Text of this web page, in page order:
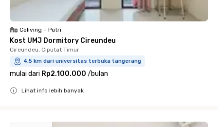
Coliving • Putri
Kost UMJ Dormitory Cireundeu
Cireundeu, Ciputat Timur
4.5 km dari universitas terbuka tangerang
mulai dari Rp2.100.000 /bulan
Lihat info lebih banyak